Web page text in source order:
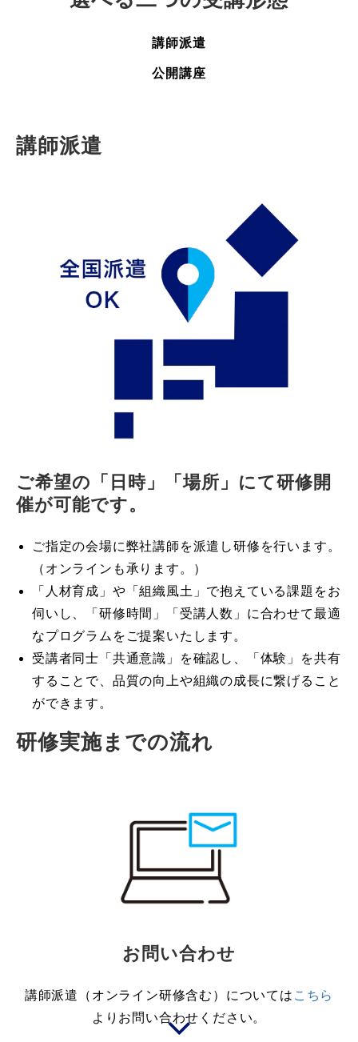
講師派遣
公開講座
講師派遣
ご希望の「日時」「場所」にて研修開
催が可能です。
ご指定の会場に弊社講師を派遣し研修を行います。
（オンラインも承ります。）
「人材育成」や「組織風土」で抱えている課題をお
伺いし、「研修時間」「受講人数」に合わせて最適
なプログラムをご提案いたします。
受講者同士「共通意識」を確認し、「体験」を共有
することで、品質の向上や組織の成長に繋げること
ができます。
研修実施までの流れ
お問い合わせ
講師派遣（オンライン研修含む）については こちら
よりお問い合わせください。